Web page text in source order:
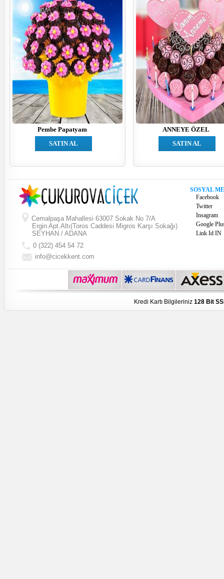
Pembe Papatyam
SATIN AL
ANNEYE ÖZEL
SATIN AL
Cemalpaşa Mahallesi 63007 Sokak No 7/A
Ergin Apt.Altı(Toros Caddesi Migros Karşı Sokağı)
SEYHAN / ADANA
0 (322) 454 54 72
info@cicekkent.com
SOSYAL
Facebook
Twitter
Insagram
Google
Link Id IN
Kredi Kartı Bilgileriniz 128 Bit